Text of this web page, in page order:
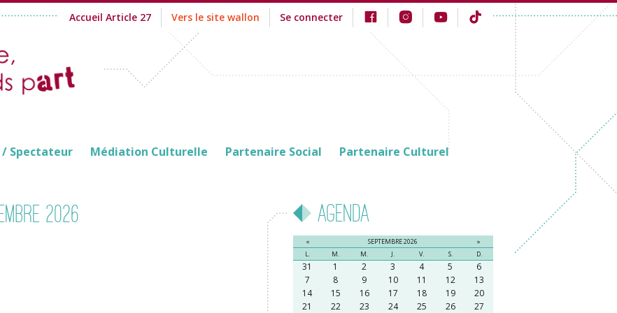
Accueil Article 27 Vers le site wallon Se connecter
/ Spectateur Médiation Culturelle Partenaire Social Partenaire Culturel
2026 Agenda
« SEPTEMBRE 2026
»
L.
M. M. J. V. S. D.
31 1 2 3 4 5
6
7
8 9 10 11 12
13
14
15 16 17 18 19
20
21
22 23 24 25 26
27